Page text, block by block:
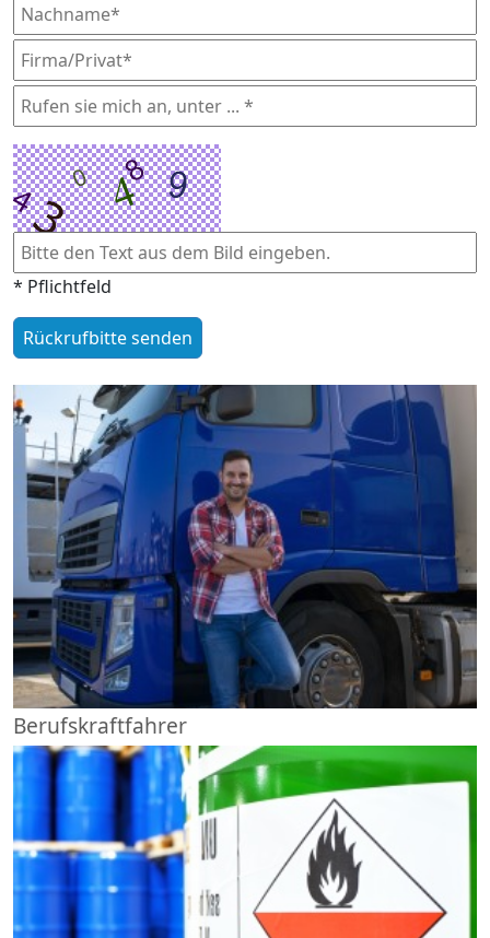
* Pflichtfeld
Berufskraftfahrer